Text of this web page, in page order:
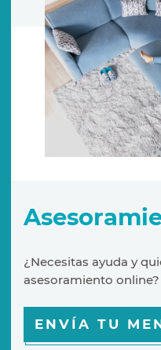
¿Necesitas ayuda y
asesoramiento online?
ENVÍA TU